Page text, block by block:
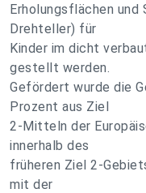
Erholungsflächen und
Drehteller) für
Kinder im dicht
gestellt werden.
Gefördert wurde die
Prozent aus Ziel
2-Mitteln der
innerhalb des
früheren Ziel 2-
mit der